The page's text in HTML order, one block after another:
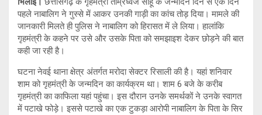
पहले नाबालिग ने गुस्से में आकर उनकी गाड़ी का कांच तोड़ दिया। मामले की
जानकारी मिलते ही पुलिस ने नाबालिग को हिरासत में ले लिया। हालांकि
गृहमंत्री के कहने पर उसे और उसके पिता को समझाइश देकर छोड़ने की बात
कही जा रही है।
घटना नेवई थाना क्षेत्र अंतर्गत मरोदा सेक्टर रिसाली की है। यहां शनिवार
शाम को गृहमंत्री के जन्मदिन का कार्यक्रम था। शाम 6 बजे के करीब
गृहमंत्री का काफिला यहां पहुंचा। इस दौरान उनके समर्थकों ने उनके स्वागत
में पटाखे फोड़े। इससे पटाखे का एक टुकड़ा आरोपी नाबालिग के पिता के सिर